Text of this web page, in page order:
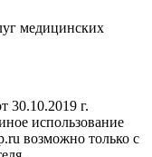
медицинских
30.10.2019 г.
использование
возможно только с